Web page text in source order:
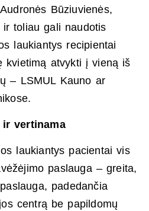
Būziuvienės,
toliau gali naudotis
laukiantys recipientai
kvietimą atvykti į vieną iš
– LSMUL Kauno ar
ir vertinama
laukiantys pacientai vis
paslauga – greita,
padedančia
centrą be papildomų